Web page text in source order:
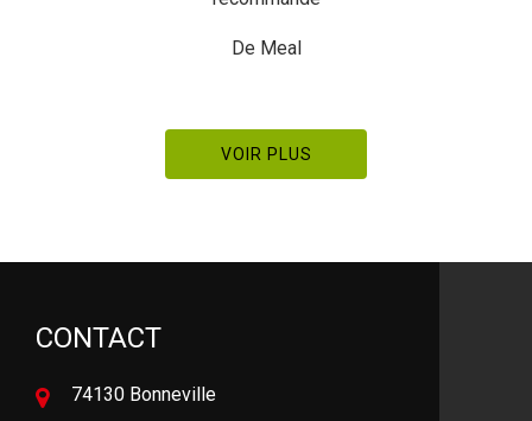
VOIR PLUS
CONTACT
74130 Bonneville